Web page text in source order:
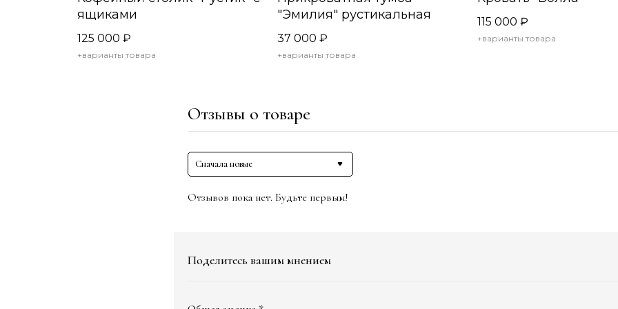
ящиками
125 000 ₽
+варианты товара
"Эмилия" рустикальная
37 000 ₽
+варианты товара
115 000 ₽
+варианты товара
Отзывы о товаре
Сначала новые
Отзывов пока нет. Будьте первым!
Поделитесь вашим мнением